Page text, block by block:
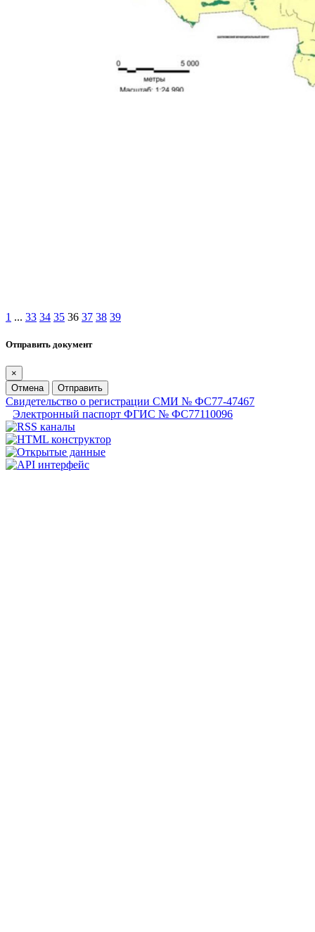
1 ... 33 34 35 36 37 38 39
Отправить документ
×
Отмена
Отправить
Свидетельство о регистрации СМИ № ФС77-47467
Электронный паспорт ФГИС № ФС77110096